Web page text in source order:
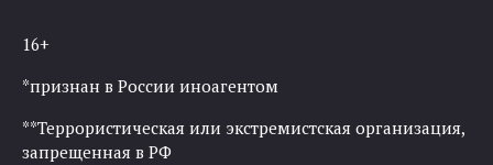
16+
*признан в России иноагентом
**Террористическая или экстремистская организация,
запрещенная в РФ